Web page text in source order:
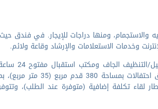
والاستجمام، ومنها دراجات للإيجار. في فندق
وخدمات الاستعلامات والإرشاد وقاعة ولائم.
تضم وسائل الرائحة المميزة مركز لرجال
تخطط لإقامة حدث ما في بنوم بِنْه؟ تحتوي هذه المنشأة السياحة على مرافق
لقاء تكلفة إضافية (متوفرة عند الطلب)،